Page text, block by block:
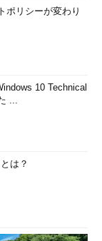
ポリシーが変わり
10 Technical
...
は？